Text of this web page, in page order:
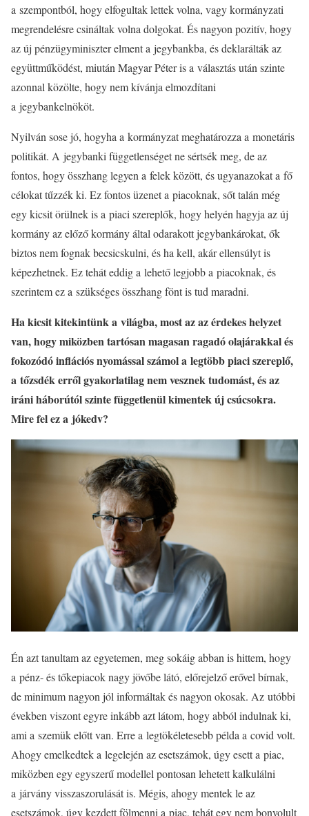
a szempontból, hogy elfogultak lettek volna, vagy kormányzati
megrendelésre csináltak volna dolgokat. És nagyon pozitív, hogy
az új pénzügyminiszter elment a jegybankba, és deklarálták az
együttműködést, miután Magyar Péter is a választás után szinte
azonnal közölte, hogy nem kívánja elmozdítani
a jegybankelnököt.
Nyilván sose jó, hogyha a kormányzat meghatározza a monetáris
politikát. A jegybanki függetlenséget ne sértsék meg, de az
fontos, hogy összhang legyen a felek között, és ugyanazokat a fő
célokat tűzzék ki. Ez fontos üzenet a piacoknak, sőt talán még
egy kicsit örülnek is a piaci szereplők, hogy helyén hagyja az új
kormány az előző kormány által odarakott jegybankárokat, ők
biztos nem fognak becsicskulni, és ha kell, akár ellensúlyt is
képezhetnek. Ez tehát eddig a lehető legjobb a piacoknak, és
szerintem ez a szükséges összhang fönt is tud maradni.
Ha kicsit kitekintünk a világba, most az az érdekes helyzet
van, hogy miközben tartósan magasan ragadó olajárakkal és
fokozódó inflációs nyomással számol a legtöbb piaci szereplő,
a tőzsdék erről gyakorlatilag nem vesznek tudomást, és az
iráni háborútól szinte függetlenül kimentek új csúcsokra.
Mire fel ez a jókedv?
Én azt tanultam az egyetemen, meg sokáig abban is hittem, hogy
a pénz- és tőkepiacok nagy jövőbe látó, előrejelző erővel bírnak,
de minimum nagyon jól informáltak és nagyon okosak. Az utóbbi
években viszont egyre inkább azt látom, hogy abból indulnak ki,
ami a szemük előtt van. Erre a legtökéletesebb példa a covid volt.
Ahogy emelkedtek a legelején az esetszámok, úgy esett a piac,
miközben egy egyszerű modellel pontosan lehetett kalkulálni
a járvány visszaszorulását is. Mégis, ahogy mentek le az
esetszámok, úgy kezdett fölmenni a piac, tehát egy nem bonyolult